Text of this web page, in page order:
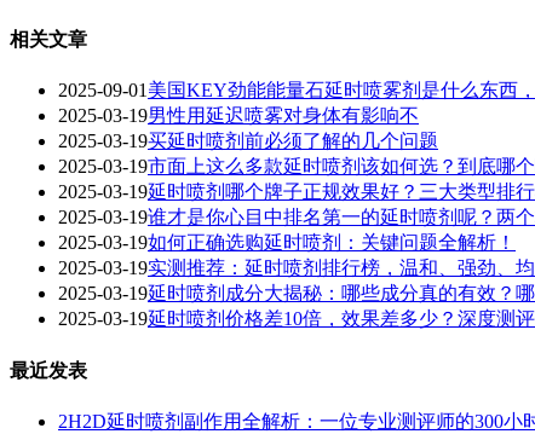
相关文章
2025-09-01 美国KEY劲能能量石延时喷雾剂是什么东西
2025-03-19男性用延迟喷雾对身体有影响不
2025-03-19买延时喷剂前必须了解的几个问题
2025-03-19市面上这么多款延时喷剂该如何选？到底哪
2025-03-19延时喷剂哪个牌子正规效果好？三大类型排
2025-03-19谁才是你心目中排名第一的延时喷剂呢？两
2025-03-19如何正确选购延时喷剂：关键问题全解析！
2025-03-19实测推荐：延时喷剂排行榜，温和、强劲、均
2025-03-19延时喷剂成分大揭秘：哪些成分真的有效？哪
2025-03-19延时喷剂价格差10倍，效果差多少？深度测
最近发表
2H2D延时喷剂副作用全解析：一位专业测评师的300小